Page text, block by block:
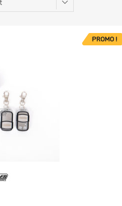
PROMO !